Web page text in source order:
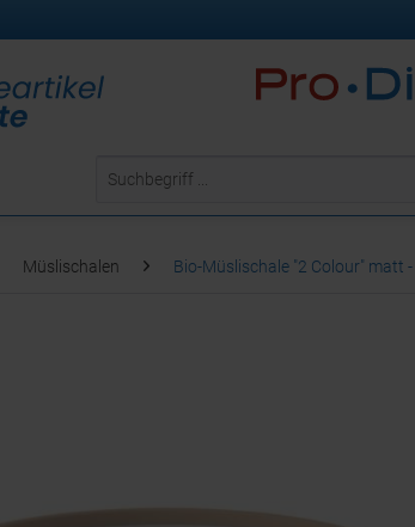
Müslischalen Bio-Müslischale "2 Colour" matt